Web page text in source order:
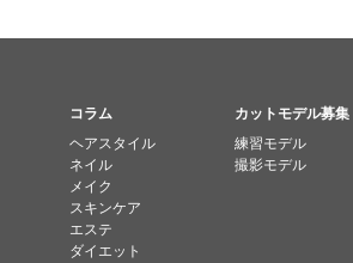
コラム
カットモデル募集
ヘアスタイル
ネイル
メイク
スキンケア
エステ
ダイエット
練習モデル
撮影モデル